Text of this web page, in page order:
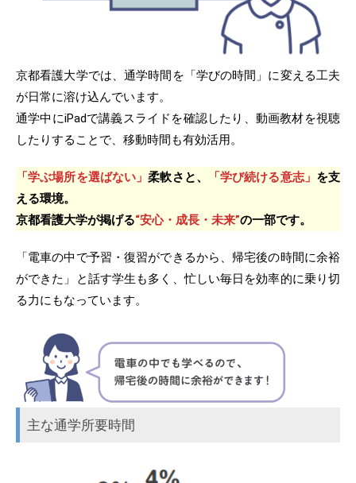
京都看護大学では、通学時間を「学びの時間」に変える工夫
が日常に溶け込んでいます。
通学中にiPadで講義スライドを確認したり、動画教材を視聴
したりすることで、移動時間も有効活用。
「学ぶ場所を選ばない」柔軟さと、 「学び続ける意志」 を支
える環境。
京都看護大学が掲げる“安心・成長・未来”の一部です。
「電車の中で予習・復習ができるから、帰宅後の時間に余裕
ができた」と話す学生も多く、忙しい毎日を効率的に乗り切
る力にもなっています。
主な通学所要時間